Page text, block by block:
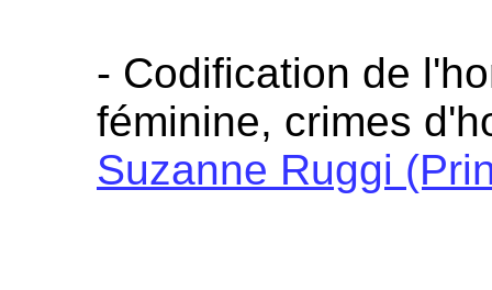
- Codification de
féminine, crimes
Suzanne Ruggi